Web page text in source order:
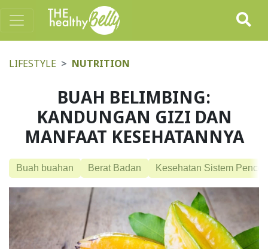
LIFESTYLE NUTRITION
BUAH BELIMBING:
KANDUNGAN GIZI DAN
MANFAAT KESEHATANNYA
Buah buahan Berat Badan Kesehatan Sistem